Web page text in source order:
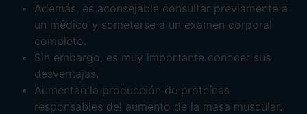
Además, es aconsejable consultar previamente a
un médico y someterse a un examen corporal
completo.
Sin embargo, es muy importante conocer sus
desventajas.
Aumentan la producción de proteínas
responsables del aumento de la masa muscular.